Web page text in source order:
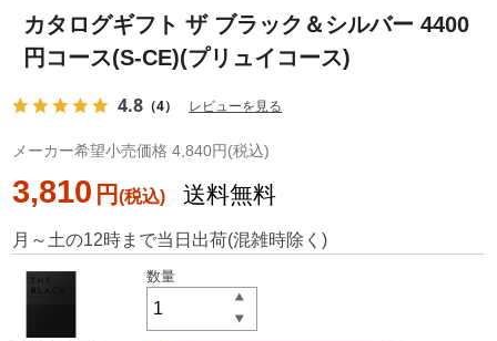
カタログギフト ザ ブラック＆シルバー 4400
円コース(S-CE)(プリュイコース)
4.8 （4） レビューを見る
メーカー希望小売価格 4,840円(税込)
3,810 円 送料無料
月～土の12時まで当日出荷(混雑時除く)